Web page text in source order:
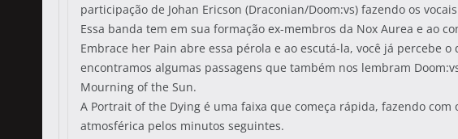
participação de Johan Ericson (Draconian/Doom:vs) fazendo os
Essa banda tem em sua formação ex-membros da Nox Aurea e ao
Embrace her Pain abre essa pérola e ao escutá-la, você já
encontramos algumas passagens que também nos lembram
Mourning of the Sun.
A Portrait of the Dying é uma faixa que começa rápida, fazendo
atmosférica pelos minutos seguintes.